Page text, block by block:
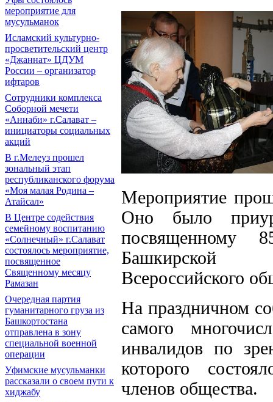
мероприятие для
мусульманок
Исламский культурно-
просветительский центр
«Джаннат» ЦДУМ
России – организатор
ифтаров
Сотрудники комплекса
Соборной мечети
«Аннаби» г.Салават –
инициаторы социальных
акций
В г.Мелеуз прошел
зональный этап
республиканского форума
«Моя малая Родина –
Атайсал»
В Центре содействия
семейному воспитанию
«Солнечный» г.Салават
состоялось мероприятие,
посвященное
Священному месяцу
Рамазан
Очередная партия
гуманитарного груза из
Башкортостана
отправлена в зону
специальной военной
операции
Уфимские мусульманки
рассказали о своем пути к
хиджабу
Мероприятие
Оно было
посвященному
Башкирской
Всероссийского
На праздничном
самого
инвалидов по
которого
членов общества.